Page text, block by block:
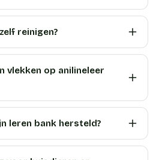
reinigen?
vlekken op anilineleer
leren bank hersteld?